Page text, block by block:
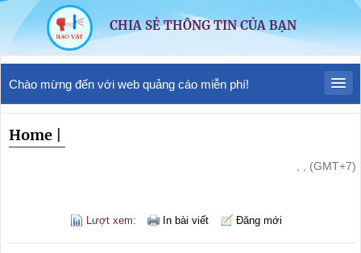
CHIA SẺ THÔNG TIN CỦA BẠN
Chào mừng đến với web quảng cáo miễn phí!
Home
, , (GMT+7)
Lượt xem: In bài viết Đăng mới